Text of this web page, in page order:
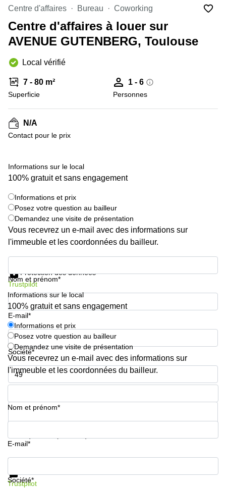
Strasbourg
d'affaires
Toulouse
Toulouse
Coworking
Nice
Centres
Lyon
Centre
Montpellier
Centre d'affaires Bureau Coworking
Centre d'affaires à louer sur
AVENUE GUTENBERG, Toulouse
Local vérifié
7 - 80 m²
Superficie
1 - 6
Personnes
N/A
Contact pour le prix
Informations sur le local
100% gratuit et sans engagement
Informations et prix
Posez votre question au bailleur
Demandez une visite de présentation
Vous recevrez un e-mail avec des informations sur
l'immeuble et les coordonnées du bailleur.
Nom et prénom*
E-mail*
Société*
Numéro de téléphone*
Protection des données
Trustpilot
Informations sur le local
100% gratuit et sans engagement
Informations et prix
Posez votre question au bailleur
Demandez une visite de présentation
Vous recevrez un e-mail avec des informations sur
l'immeuble et les coordonnées du bailleur.
Nom et prénom*
E-mail*
Société*
Informations et prix
Trustpilot